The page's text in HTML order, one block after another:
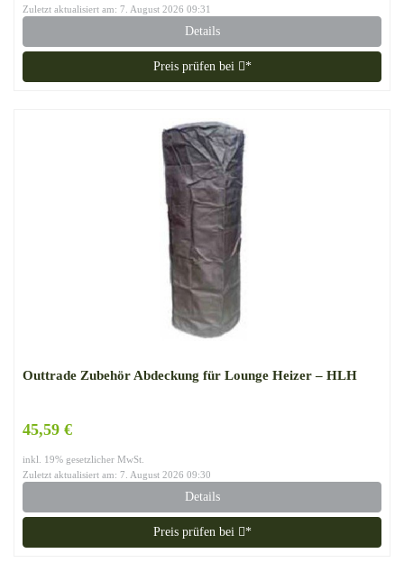
Zuletzt aktualisiert am: 7. August 2026 09:31
Details
Preis prüfen bei *
Outtrade Zubehör Abdeckung für Lounge Heizer – HLH
45,59 €
inkl. 19% gesetzlicher MwSt.
Zuletzt aktualisiert am: 7. August 2026 09:30
Details
Preis prüfen bei *